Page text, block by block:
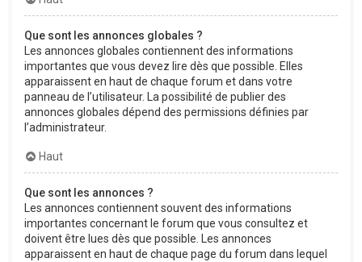
Que sont les annonces globales ?
Les annonces globales contiennent des informations
importantes que vous devez lire dès que possible. Elles
apparaissent en haut de chaque forum et dans votre
panneau de l’utilisateur. La possibilité de publier des
annonces globales dépend des permissions définies par
l’administrateur.
Haut
Que sont les annonces ?
Les annonces contiennent souvent des informations
importantes concernant le forum que vous consultez et
doivent être lues dès que possible. Les annonces
apparaissent en haut de chaque page du forum dans lequel